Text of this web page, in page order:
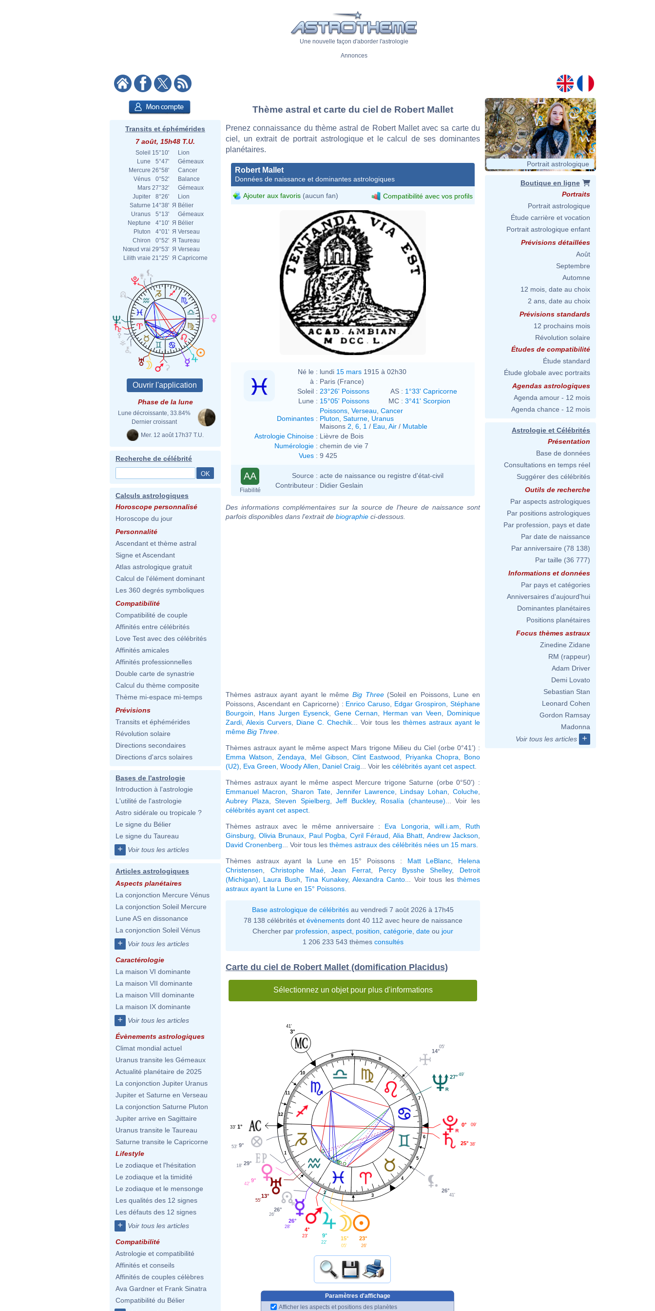
Une nouvelle façon d'aborder l'astrologie
Annonces
Transits et éphémérides
7 août, 15h48 T.U.
Soleil 15°10'
Lion
Lune
5°47'
Gémeaux
Mercure 26°58'
Cancer
Vénus
0°52'
Balance
Mars 27°32'
Gémeaux
Jupiter
8°26'
Lion
Saturne 14°38' Я Bélier
Uranus
5°13'
Gémeaux
Neptune
4°10' Я Bélier
Pluton
4°01' Я Verseau
Chiron
0°52' Я Taureau
Nœud vrai 29°53' Я Verseau
Lilith vraie 21°25' Я Capricorne
Phase de la lune
Lune décroissante, 33.84%
Dernier croissant
Mer. 12 août 17h37 T.U.
Recherche de célébrité
Calculs astrologiques
Horoscope personnalisé
Horoscope du jour
Personnalité
Ascendant et thème astral
Signe et Ascendant
Atlas astrologique gratuit
Calcul de l'élément dominant
Les 360 degrés symboliques
Compatibilité
Compatibilité de couple
Affinités entre célébrités
Love Test avec des célébrités
Affinités amicales
Affinités professionnelles
Double carte de synastrie
Calcul du thème composite
Thème mi-espace mi-temps
Prévisions
Transits et éphémérides
Révolution solaire
Directions secondaires
Directions d'arcs solaires
Bases de l'astrologie
Introduction à l'astrologie
L'utilité de l'astrologie
Astro sidérale ou tropicale ?
Le signe du Bélier
Le signe du Taureau
+ Voir tous les articles
Articles astrologiques
Aspects planétaires
La conjonction Mercure Vénus
La conjonction Soleil Mercure
Lune AS en dissonance
La conjonction Soleil Vénus
+ Voir tous les articles
Caractérologie
La maison VI dominante
La maison VII dominante
La maison VIII dominante
La maison IX dominante
+ Voir tous les articles
Évènements astrologiques
Climat mondial actuel
Uranus transite les Gémeaux
Actualité planétaire de 2025
La conjonction Jupiter Uranus
Jupiter et Saturne en Verseau
La conjonction Saturne Pluton
Jupiter arrive en Sagittaire
Uranus transite le Taureau
Saturne transite le Capricorne
Lifestyle
Le zodiaque et l'hésitation
Le zodiaque et la timidité
Le zodiaque et le mensonge
Les qualités des 12 signes
Les défauts des 12 signes
+ Voir tous les articles
Compatibilité
Astrologie et compatibilité
Affinités et conseils
Affinités de couples célèbres
Ava Gardner et Frank Sinatra
Compatibilité du Bélier
Thème astral et carte du ciel de Robert Mallet
Prenez connaissance du thème astral de Robert Mallet avec sa carte du
ciel, un extrait de portrait astrologique et le calcul de ses dominantes
planétaires.
Robert Mallet
Données de naissance et dominantes astrologiques
Ajouter aux favoris (aucun fan) Compatibilité avec vos profils
Né le : lundi 15 mars 1915 à 02h30
à : Paris (France)
Soleil : 23°26' Poissons AS : 1°33' Capricorne
Lune : 15°05' Poissons MC : 3°41' Scorpion
Dominantes :
Poissons Verseau Cancer
Pluton Saturne Uranus
Maisons 2 6 1 / Eau Air / Mutable
Astrologie Chinoise : Lièvre de Bois
Numérologie : chemin de vie 7
Vues : 9 425
AA
Fiabilité
Source : acte de naissance ou registre d'état-civil
Contributeur : Didier Geslain
Des informations complémentaires sur la source de l'heure de naissance sont
parfois disponibles dans l'extrait de biographie ci-dessous.
Thèmes astraux ayant ayant le même Big Three(Soleil en Poissons, Lune en
Poissons, Ascendant en Capricorne) : Enrico Caruso Edgar Grospiron ,Stéphane
Bourgoin
Hans Jurgen Eysenck Gene Cernan Herman van Veen
Dominique
Zardi Alexis Curvers Diane C. Chechik ... Voir tous les thèmes astraux ayant le
même Big Three
Thèmes astraux ayant le même aspect Mars trigone Milieu du Ciel (orbe 0°41') :
Emma Watson ,Zendaya Mel Gibson ,Clint Eastwood Priyanka Chopra
Bono
(U2)
Eva Green Woody Allen Daniel Craig ... Voir les célébrités ayant cet aspect
Thèmes astraux ayant le même aspect Mercure trigone Saturne (orbe 0°50') :
Emmanuel Macron
Sharon Tate Jennifer Lawrence, Lindsay Lohan Coluche
Aubrey Plaza ,Steven Spielberg ,Jeff Buckley, Rosalía (chanteuse) ... Voir les
célébrités ayant cet aspect
Thèmes astraux avec le même anniversaire : Eva Longoria will.i.am
Ruth
Ginsburg
Olivia Brunaux Paul Pogba Cyril Féraud Alia Bhatt Andrew Jackson
David Cronenberg ... Voir tous les thèmes astraux des célébrités nées un 15 mars
Thèmes astraux ayant la Lune en 15° Poissons : Matt LeBlanc
Helena
Christensen
Christophe Maé,Jean Ferrat Percy Bysshe Shelley, Detroit
(Michigan)
Laura Bush ,Tina Kunakey,Alexandra Canto ... Voir tous lesthèmes
astraux ayant la Lune en 15° Poissons
Base astrologique de célébrités au vendredi 7 août 2026 à 17h45
78 138 célébrités et évènementsdont 40 112 avec heure de naissance
Chercher par profession aspect position catégorie date ou jour
1 206 233 543 thèmes consultés
Carte du ciel de Robert Mallet (domification Placidus)
Sélectionnez un objet pour plus d'informations
1
2
3
4
5
6
7
8
9
10
11
12
27°49'
14°
05'
3°
41'
1°
33'
9°
53'
29°
18'
9°
42'
13°
55'
26°
26'
26°
28' 4°
23' 9°
22'
15°
05'
23°
26'
26°
41'
25° 38'
0° 09'
Paramètres d'affichage
Afficher les aspects et positions des planètes
Portrait astrologique
Boutique en ligne
Portraits
Portrait astrologique
Étude carrière et vocation
Portrait astrologique enfant
Prévisions détaillées
Août
Septembre
Automne
12 mois, date au choix
2 ans, date au choix
Prévisions standards
12 prochains mois
Révolution solaire
Études de compatibilité
Étude standard
Étude globale avec portraits
Agendas astrologiques
Agenda amour - 12 mois
Agenda chance - 12 mois
Astrologie et Célébrités
Présentation
Base de données
Consultations en temps réel
Suggérer des célébrités
Outils de recherche
Par aspects astrologiques
Par positions astrologiques
Par profession, pays et date
Par date de naissance
Par anniversaire (78 138)
Par taille (36 777)
Informations et données
Par pays et catégories
Anniversaires d'aujourd'hui
Dominantes planétaires
Positions planétaires
Focus thèmes astraux
Zinedine Zidane
RM (rappeur)
Adam Driver
Demi Lovato
Sebastian Stan
Leonard Cohen
Gordon Ramsay
Madonna
Voir tous les articles
+